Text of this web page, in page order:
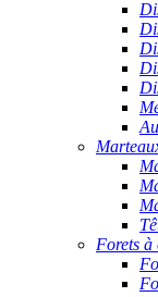
Forets à